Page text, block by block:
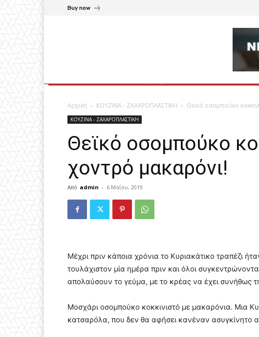
Buy now
Αρχική ΚΟΥΖΙΝΑ - ΖΑΧΑΡΟΠΛΑΣΤΙΚΗ Θεϊκό οσομπούκο
ΚΟΥΖΙΝΑ - ΖΑΧΑΡΟΠΛΑΣΤΙΚΗ
Θεϊκό οσομπούκο
χοντρό μακαρόνι!
Από admin - 6 Μαΐου, 2019
Μέχρι πριν κάποια χρόνια το Κυριακάτικο τραπέζι
τουλάχιστον μία ημέρα πριν και όλοι
απολαύσουν το γεύμα, με το κρέας να έχει συνήθως
Μοσχάρι οσομπούκο κοκκινιστό με μακαρόνια. Μια
κατσαρόλα, που δεν θα αφήσει κανέναν ασυγκίνητο